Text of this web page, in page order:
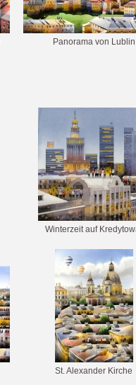
Panorama von Lublin
Winterzeit auf
St. Alexander Kirche